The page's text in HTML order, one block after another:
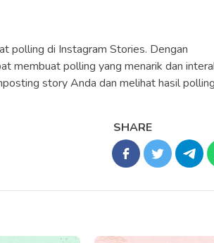
polling di Instagram Stories. Dengan
membuat polling yang menarik dan
story Anda dan melihat hasil polling
SHARE